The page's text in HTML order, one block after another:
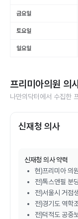
금요일
토요일
일요일
프리미아의원 의
나만의닥터에서 수집한
신재청 의사
신재청 의사 약력
현)프리미아 의
전)톡스앤필 분
전)서울시 거점
전)경기도 역학
전)덕적도 공중